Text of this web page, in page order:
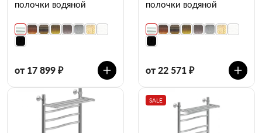
полочки водяной
от 17 899 ₽
полочки водяной
от 22 571 ₽
SALE